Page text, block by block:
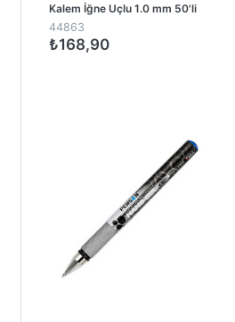
Kalem İğne Uçlu 1.0 mm 50'li
Paket - Kırmızı
44863
₺168,90